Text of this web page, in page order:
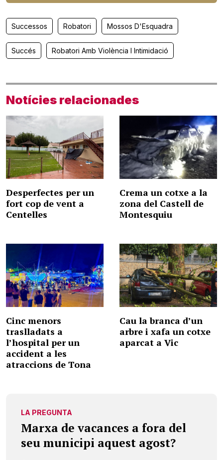
Successos Robatori Mossos D'Esquadra
Succés Robatori Amb Violència I Intimidació
Notícies relacionades
Desperfectes per un
fort cop de vent a
Centelles
Crema un cotxe a la
zona del Castell de
Montesquiu
Cinc menors
traslladats a
l’hospital per un
accident a les
atraccions de Tona
Cau la branca d’un
arbre i xafa un cotxe
aparcat a Vic
LA PREGUNTA
Marxa de vacances a fora del
seu municipi aquest agost?